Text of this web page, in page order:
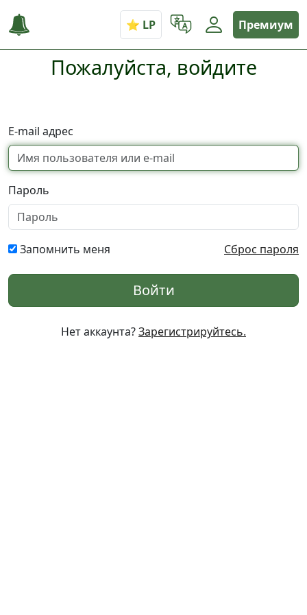
Премиум
Пожалуйста, войдите
E-mail адрес
Пароль
Запомнить меня Сброс пароля
Войти
Нет аккаунта?Зарегистрируйтесь.